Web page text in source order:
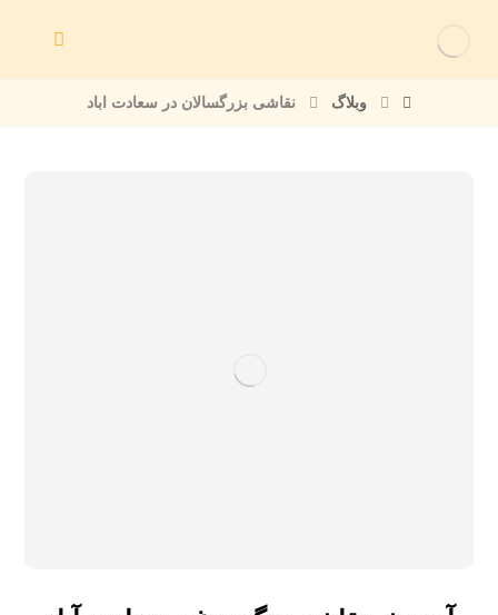
وبلاگ نقاشی بزرگسالان در سعادت اباد